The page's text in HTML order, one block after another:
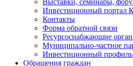
Выставки, семинары,
Инвестиционный портал
Контакты
Форма обратной связи
Ресурсоснабжающие
Муниципально-частное
Инвестиционный профиль
Обращения граждан